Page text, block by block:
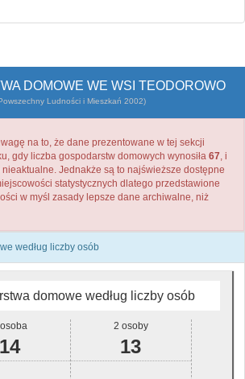
DOMOWE WE WSI TEODOROWO
Ludności i Mieszkań 2002)
na to, że dane prezentowane w tej sekcji
gdy liczba gospodarstw domowych wynosiła 67, i
Jednakże są to najświeższe dostępne
statystycznych dlatego przedstawione
w myśl zasady lepsze dane archiwalne, niż
według liczby osób
domowe według liczby osób
14
2 osoby
13